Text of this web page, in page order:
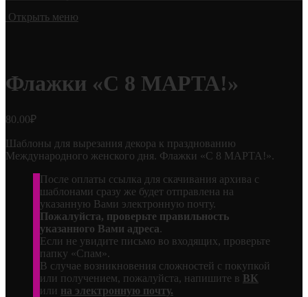
Открыть меню
Флажки «С 8 МАРТА!»
80.00₽
Шаблоны для вырезания декора к празднованию
Международного женского дня. Флажки «С 8 МАРТА!».
После оплаты ссылка для скачивания архива с
шаблонами сразу же будет отправлена на
указанную Вами электронную почту.
Пожалуйста, проверьте правильность
указанного Вами адреса.
Если не увидите письмо во входящих, проверьте
папку «Спам».
В случае возникновения сложностей с покупкой
или получением, пожалуйста, напишите в ВК
или на электронную почту.